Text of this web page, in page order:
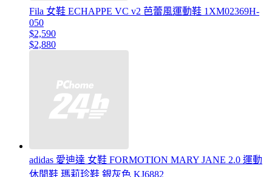
Fila 女鞋 ECHAPPE VC v2 芭蕾風運動鞋 1XM02369H-
050
$2,590
$2,880
adidas 愛迪達 女鞋 FORMOTION MARY JANE 2.0 運動
休閒鞋 瑪莉珍鞋 銀灰色 KJ6882